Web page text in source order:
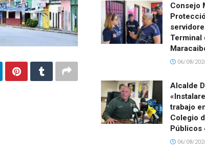
Consejo
Terminal
06/08/
Alcalde
trabajo
Colegio
Públicos
06/08/